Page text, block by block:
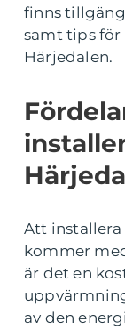
finns
samt tips
Härjedalen.
Att
kommer
är det en
av den